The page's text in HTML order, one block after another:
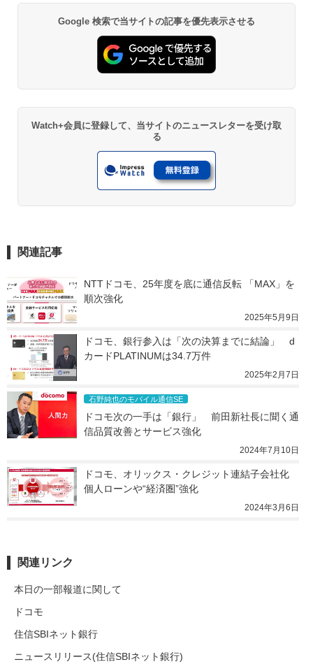
Google 検索で当サイトの記事を優先表示させる
Watch+会員に登録して、当サイトのニュースレターを受け取
る
関連記事
NTTドコモ、25年度を底に通信反転 「MAX」を
順次強化
2025年5月9日
ドコモ、銀行参入は「次の決算までに結論」　d
カードPLATINUMは34.7万件
2025年2月7日
石野純也のモバイル通信SE
ドコモ次の一手は「銀行」　前田新社長に聞く通
信品質改善とサービス強化
2024年7月10日
ドコモ、オリックス・クレジット連結子会社化
個人ローンや“経済圏”強化
2024年3月6日
関連リンク
本日の一部報道に関して
ドコモ
住信SBIネット銀行
ニュースリリース(住信SBIネット銀行)